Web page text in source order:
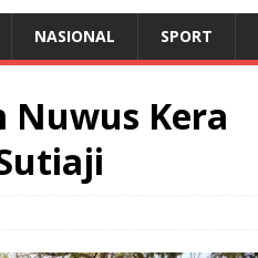
NASIONAL SPORT
Nuwus Kera